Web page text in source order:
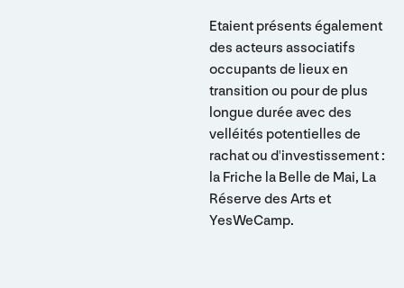
Etaient présents également
des acteurs associatifs
occupants de lieux en
transition ou pour de plus
longue durée avec des
velléités potentielles de
rachat ou d'investissement :
la Friche la Belle de Mai, La
Réserve des Arts et
YesWeCamp.